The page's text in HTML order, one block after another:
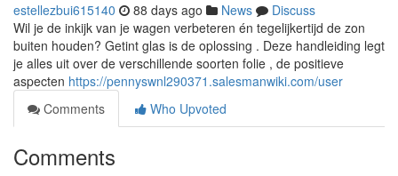
estellezbui615140 88 days ago News
Discuss
Wil je de inkijk van je wagen verbeteren én tegelijkertijd de zon
buiten houden? Getint glas is de oplossing . Deze handleiding legt
je alles uit over de verschillende soorten folie , de positieve
aspecten https://pennyswnl290371.salesmanwiki.com/user
Comments
Who Upvoted
Comments